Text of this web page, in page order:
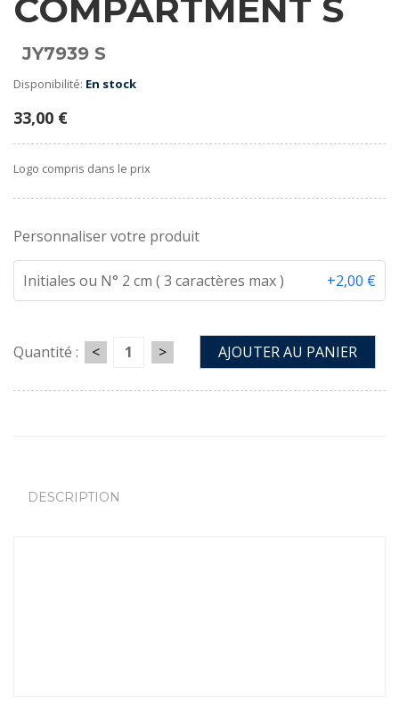
COMPARTMENT S
JY7939 S
Disponibilité: En stock
33,00 €
Logo compris dans le prix
Personnaliser votre produit
Initiales ou N° 2 cm ( 3 caractères max ) +2,00 €
Quantité : < > AJOUTER AU PANIER
DESCRIPTION